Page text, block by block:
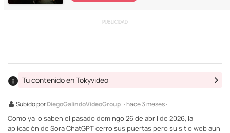
PUBLICIDAD
Subido porDiegoGalindoVideoGroup · hace 3 meses ·
Tu contenido en Tokyvideo
Como ya lo saben el pasado domingo 26 de abril de 2026, la
aplicación de Sora ChatGPT cerro sus puertas pero su sitio web aun